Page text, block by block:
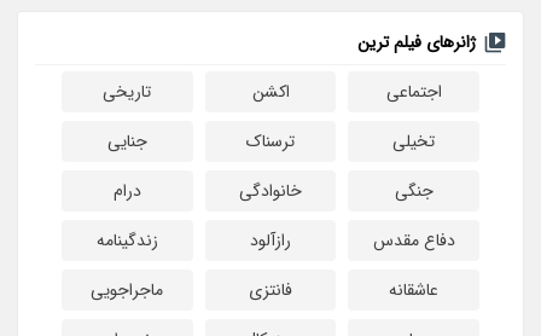
ژانرهای فیلم ترین
اجتماعی
اکشن
تاریخی
تخیلی
ترسناک
جنایی
جنگی
خانوادگی
درام
دفاع مقدس
رازآلود
زندگینامه
عاشقانه
فانتزی
ماجراجویی